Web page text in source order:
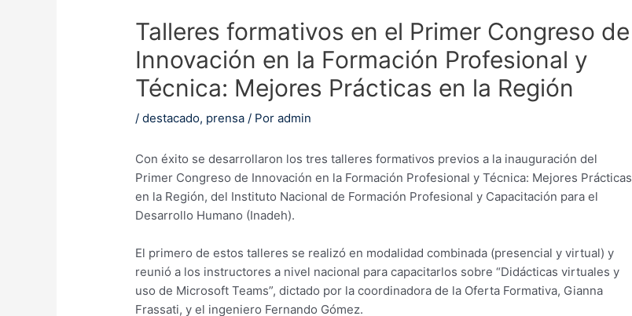
Talleres formativos en el Primer Congreso de
Innovación en la Formación Profesional y
Técnica: Mejores Prácticas en la Región
/destacado, prensa / Poradmin
Con éxito se desarrollaron los tres talleres formativos previos a la inauguración del
Primer Congreso de Innovación en la Formación Profesional y Técnica: Mejores Prácticas
en la Región, del Instituto Nacional de Formación Profesional y Capacitación para el
Desarrollo Humano (Inadeh).
El primero de estos talleres se realizó en modalidad combinada (presencial y virtual) y
reunió a los instructores a nivel nacional para capacitarlos sobre “Didácticas virtuales y
uso de Microsoft Teams”, dictado por la coordinadora de la Oferta Formativa, Gianna
Frassati, y el ingeniero Fernando Gómez.